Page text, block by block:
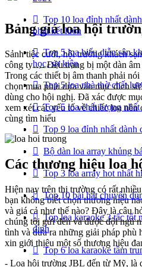
Bảng giá loa hội
Sảnh tiệc cưới, hội trường khách
công ty…. Đều trang bị một dàn âm
Trong các thiết bị âm thanh phải
chọn mua phải dựa vào mục đích
dùng cho hội nghị. Đã xác được
xem xét các yếu tố về chiếc loa
cùng tìm hiểu
Các thương hiệu loa
Hiện nay trên thị trường có rất
bạn không biết chọn thương hiệu
và giá cả như thế nào? Đây là câu
chúng tôi gửi đến và được đội ngũ
tình và đưa ra những giải pháp phù
xin giới thiệu một số thương hiệu
- Loa hội trường JBL đến từ Mỹ, là
Top 10 loa đỉnh nhất
phát kết luôn
Top 5 loa biểu diễn sân
học, sự kiện
Top 5 loa nhà thờ chất
Top 5 loa chất lượng
Top 9 loa đỉnh nhất dành
Bộ dàn loa array khủng
Top 3 loa array hot nhất
Top 10 bài hát chuyên
Top loa karaoke 3 tấc tốt
đình
Top 6 loa karaoke tầm